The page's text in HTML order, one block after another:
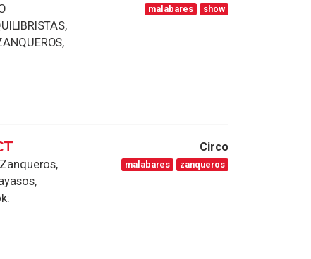
malabares show
Zanqueros,
Circo
malabares zanqueros